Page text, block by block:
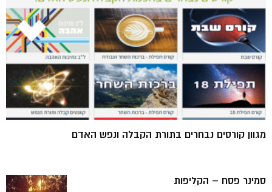
מגוון קורסים נבחרים בתורת הקבלה ונפש האדם
סמינר פסח – הקליפות